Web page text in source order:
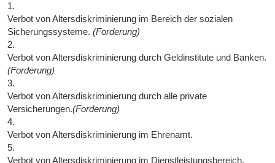
1.
Verbot von Altersdiskriminierung im Bereich der sozialen
Sicherungssysteme.(Forderung)
2.
Verbot von Altersdiskriminierung durch Geldinstitute und Banken.
(Forderung)
3.
Verbot von Altersdiskriminierung durch alle private
Versicherungen.(Forderung)
4.
Verbot von Altersdiskriminierung im Ehrenamt.
5.
Verbot von Altersdiskriminierung im Dienstleistungsbereich.